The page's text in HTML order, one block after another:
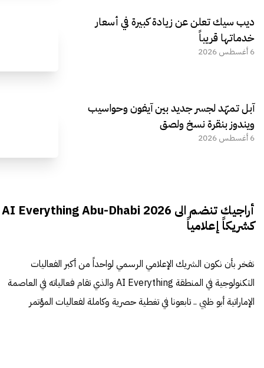
ديب سيك تعلن عن زيادة كبيرة في أسعار
خدماتها قريباً
6 أغسطس 2026
آبل تمهّد لجسر جديد بين آيفون وحواسيب
ويندوز بنقرة نسخ ولصق
6 أغسطس 2026
أراجيك تنضم الى AI Everything Abu-Dhabi 2026
كشريكاً إعلامياً
نفخر بأن نكون الشريك الإعلامي الرسمي لواحداً من أكبر الفعاليات
التكنولوجية في المنطقة AI Everything والذي تقام فعالياته في العاصمة
الإماراتية أبو ظبي .. تابعونا في تغطية حصرية وكاملة لفعاليات المؤتمر